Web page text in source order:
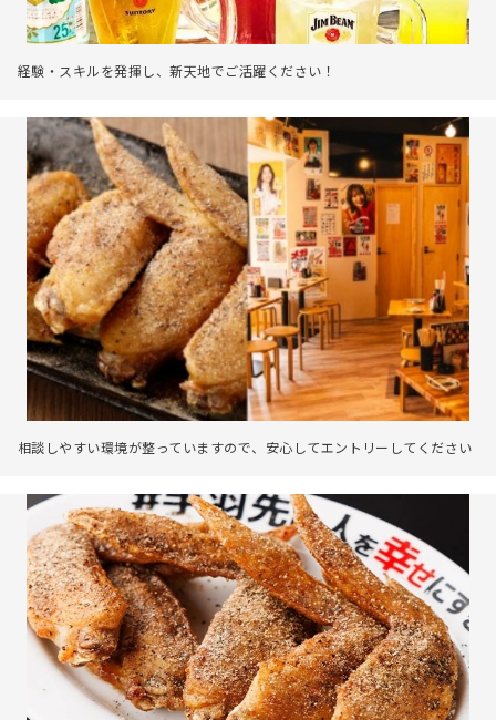
経験・スキルを発揮し、新天地でご活躍ください！
相談しやすい環境が整っていますので、安心してエントリーしてください